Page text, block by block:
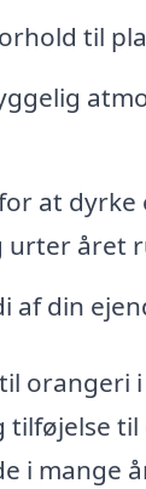
til
at dyrke
urter året
af din
orangeri
til
i mange